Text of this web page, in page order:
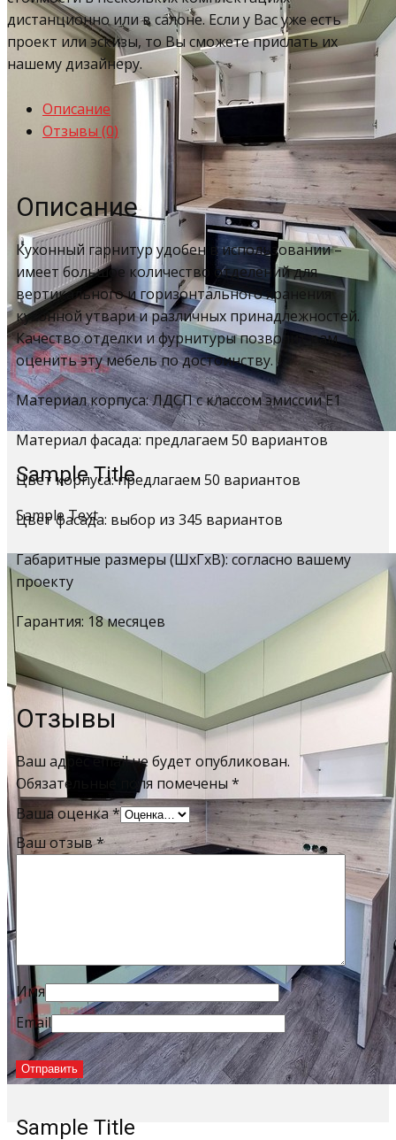
Sample Title
Sample Text
Sample Title
дистанционно или в салоне. Если у Вас уже есть
проект или эскизы, то Вы сможете прислать их
нашему дизайнеру.
Описание
Отзывы (0)
Описание
Кухонный гарнитур удобен в использовании –
имеет большое количество отделений для
вертикального и горизонтального хранения
кухонной утвари и различных принадлежностей.
Качество отделки и фурнитуры позволит вам
оценить эту мебель по достоинству.
Материал корпуса: ЛДСП с классом эмиссии Е1
Материал фасада: предлагаем 50 вариантов
Цвет корпуса: предлагаем 50 вариантов
Цвет фасада: выбор из 345 вариантов
Габаритные размеры (ШхГхВ): согласно вашему
проекту
Гарантия: 18 месяцев
Отзывы
Ваш адрес email не будет опубликован.
Обязательные поля помечены *
Ваша оценка*
Ваш отзыв*
Имя
Email